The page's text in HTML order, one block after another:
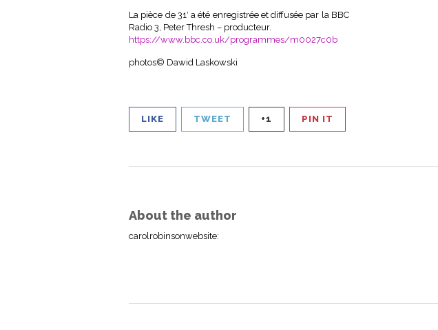
La pièce de 31′ a été enregistrée et diffusée par la BBC
Radio 3, Peter Thresh – producteur.
https://www.bbc.co.uk/programmes/m0027c0b
photos© Dawid Laskowski
LIKE TWEET +1 PIN IT
About the author
carolrobinsonwebsite: